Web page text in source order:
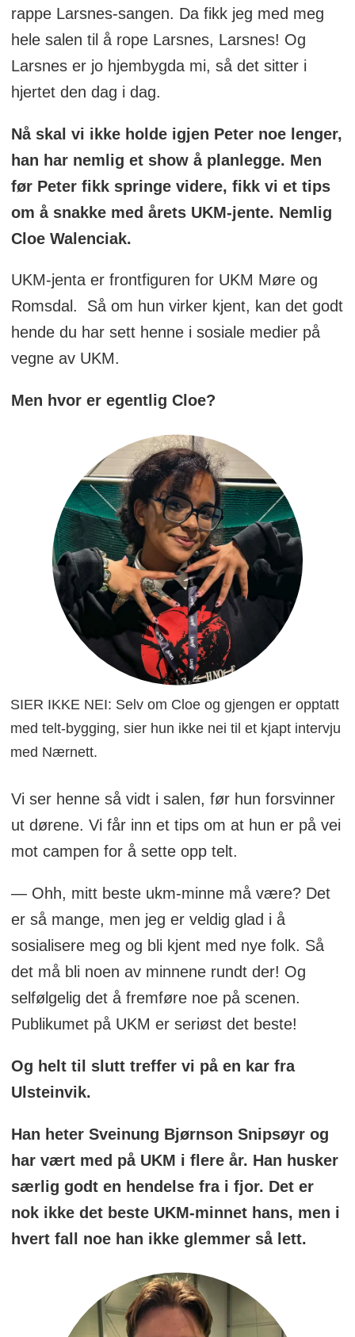
rappe Larsnes-sangen. Da fikk jeg med meg
hele salen til å rope Larsnes, Larsnes! Og
Larsnes er jo hjembygda mi, så det sitter i
hjertet den dag i dag.
Nå skal vi ikke holde igjen Peter noe lenger,
han har nemlig et show å planlegge. Men
før Peter fikk springe videre, fikk vi et tips
om å snakke med årets UKM-jente. Nemlig
Cloe Walenciak.
UKM-jenta er frontfiguren for UKM Møre og
Romsdal. Så om hun virker kjent, kan det godt
hende du har sett henne i sosiale medier på
vegne av UKM.
Men hvor er egentlig Cloe?
SIER IKKE NEI: Selv om Cloe og gjengen er opptatt
med telt-bygging, sier hun ikke nei til et kjapt intervju
med Nærnett.
Vi ser henne så vidt i salen, før hun forsvinner
ut dørene. Vi får inn et tips om at hun er på vei
mot campen for å sette opp telt.
— Ohh, mitt beste ukm-minne må være? Det
er så mange, men jeg er veldig glad i å
sosialisere meg og bli kjent med nye folk. Så
det må bli noen av minnene rundt der! Og
selfølgelig det å fremføre noe på scenen.
Publikumet på UKM er seriøst det beste!
Og helt til slutt treffer vi på en kar fra
Ulsteinvik.
Han heter Sveinung Bjørnson Snipsøyr og
har vært med på UKM i flere år. Han husker
særlig godt en hendelse fra i fjor. Det er
nok ikke det beste UKM-minnet hans, men i
hvert fall noe han ikke glemmer så lett.